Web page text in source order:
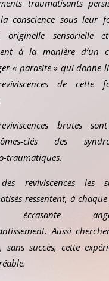
traumatisants
conscience sous leur
originelle sensorielle
à la manière d’un
« parasite » qui donne
de cette
brutes
clés des
traumatiques.
reviviscences les
ressentent, à
écrasante
Aussi
succès, cette